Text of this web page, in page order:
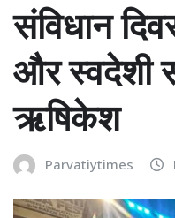
संविधान
और स्वदेशी
ऋषिकेश
Parvatiytimes